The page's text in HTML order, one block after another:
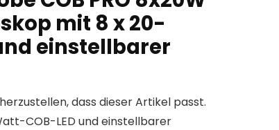
mit 8 x 20-
einstellbarer
dass dieser Artikel passt.
COB-LED und einstellbarer